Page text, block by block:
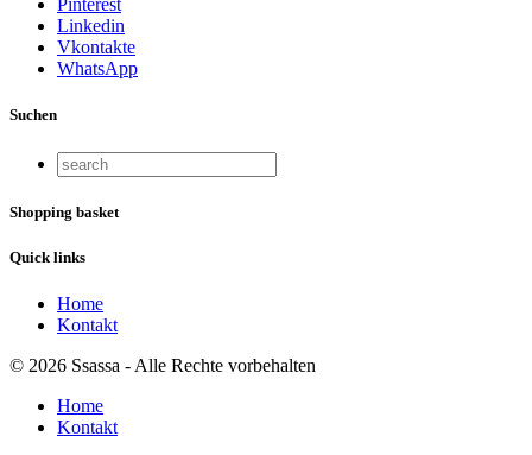
Pinterest
Linkedin
Vkontakte
WhatsApp
Suchen
Shopping basket
Quick links
Home
Kontakt
© 2026 Ssassa - Alle Rechte vorbehalten
Home
Kontakt